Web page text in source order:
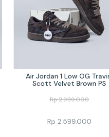
Air Jordan 1 Low OG
Scott Velvet Brown PS
Rp2.999.000
Rp 2.599.000